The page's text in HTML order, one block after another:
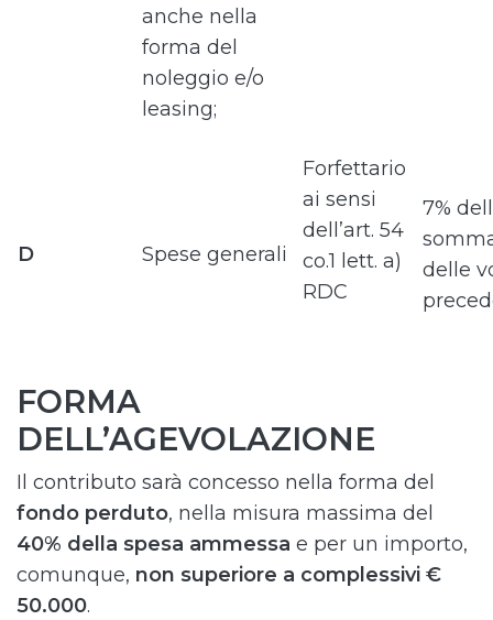
anche nella
forma del
noleggio e/o
leasing;
D Spese generali
Forfettario
ai sensi
dell’art. 54
co.1 lett. a)
RDC
7%
delle
FORMA
DELL’AGEVOLAZIONE
Il contributo sarà concesso nella forma del
fondo perduto, nella misura massima del
40% della spesa ammessa e per un importo,
comunque, non superiore a complessivi €
50.000.